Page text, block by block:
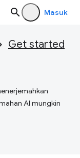
Masuk
Get started
AI mungkin